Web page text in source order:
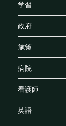
学習
政府
施策
病院
看護師
英語